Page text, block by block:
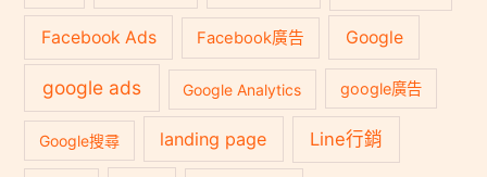
Facebook Ads Facebook廣告 Google
google ads Google Analytics google廣告
Google搜尋 landing page Line行銷